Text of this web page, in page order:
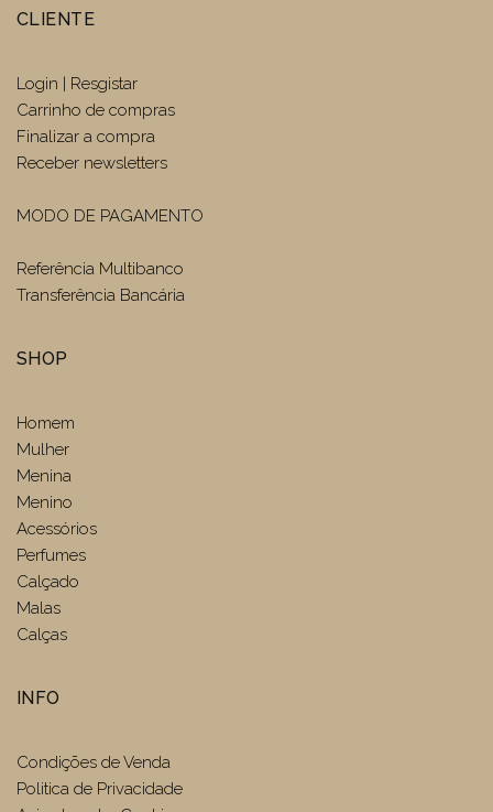
CLIENTE
Login | Resgistar
Carrinho de compras
Finalizar a compra
Receber newsletters
MODO DE PAGAMENTO
Referência Multibanco
Transferência Bancária
SHOP
Homem
Mulher
Menina
Menino
Acessórios
Perfumes
Calçado
Malas
Calças
INFO
Condições de Venda
Politica de Privacidade